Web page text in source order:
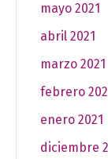
mayo 2021
abril 2021
marzo 2021
febrero
enero 2021
diciembre